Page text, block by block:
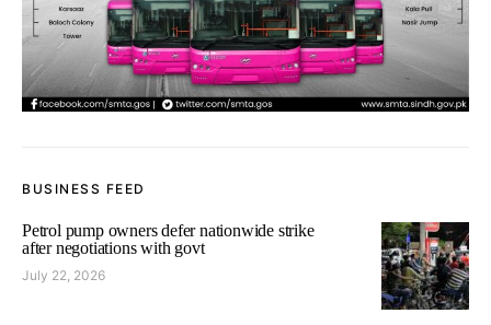
BUSINESS FEED
Petrol pump owners defer nationwide strike
after negotiations with govt
July 22, 2026